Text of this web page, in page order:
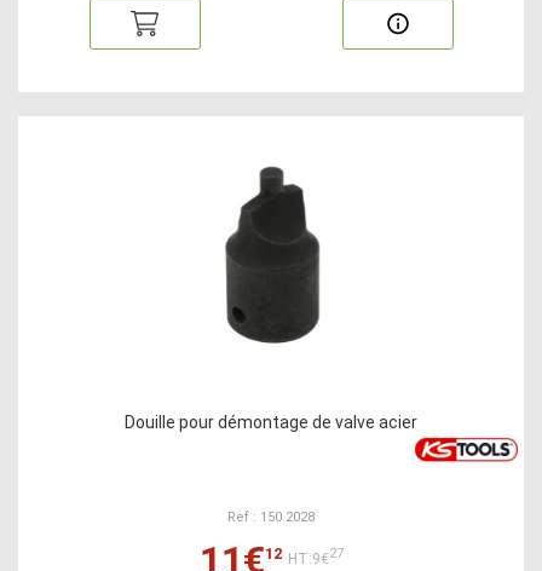
Douille pour démontage de valve acier
Ref : 150.2028
11€12 HT:9€27